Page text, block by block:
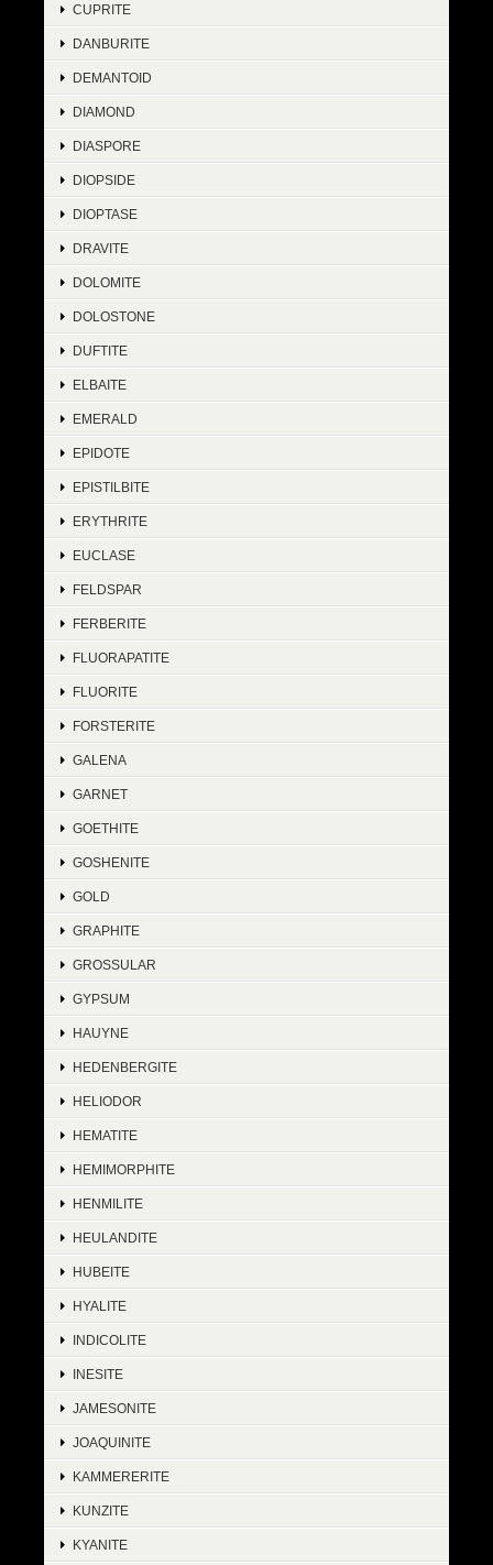
CUPRITE
DANBURITE
DEMANTOID
DIAMOND
DIASPORE
DIOPSIDE
DIOPTASE
DRAVITE
DOLOMITE
DOLOSTONE
DUFTITE
ELBAITE
EMERALD
EPIDOTE
EPISTILBITE
ERYTHRITE
EUCLASE
FELDSPAR
FERBERITE
FLUORAPATITE
FLUORITE
FORSTERITE
GALENA
GARNET
GOETHITE
GOSHENITE
GOLD
GRAPHITE
GROSSULAR
GYPSUM
HAUYNE
HEDENBERGITE
HELIODOR
HEMATITE
HEMIMORPHITE
HENMILITE
HEULANDITE
HUBEITE
HYALITE
INDICOLITE
INESITE
JAMESONITE
JOAQUINITE
KAMMERERITE
KUNZITE
KYANITE